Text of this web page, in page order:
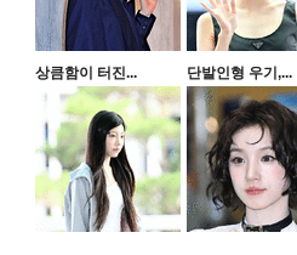
상큼함이 터진... 단발인형 우기,...